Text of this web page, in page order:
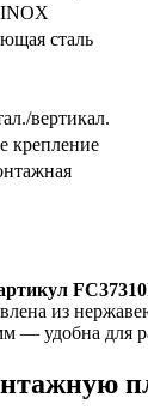
сталь
вертикал.
крепление
из
удобна для